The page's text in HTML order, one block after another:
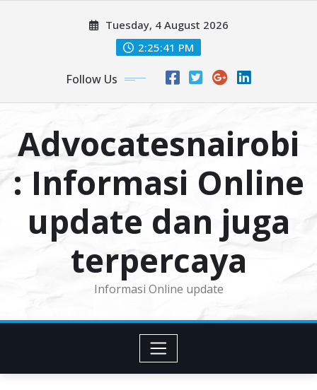
Tuesday, 4 August 2026
2:25:42 PM
Follow Us
Advocatesnairobi
: Informasi Online
update dan juga
terpercaya
Informasi Online update